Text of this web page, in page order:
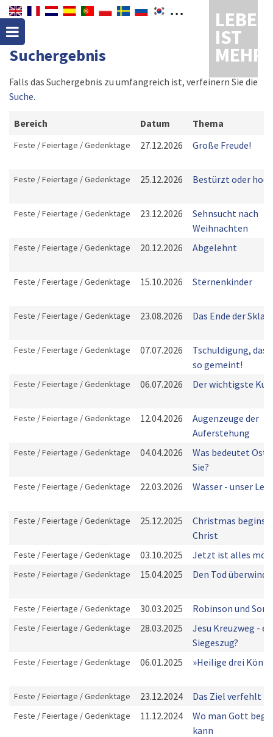
LEBEN
IST
MEHR
Suchergebnis
Falls das Suchergebnis zu umfangreich ist, verfeinern Sie die
Suche.
Bereich Datum Thema
Feste / Feiertage / Gedenktage 27.12.2026 Große Freude!
Feste / Feiertage / Gedenktage 25.12.2026 Bestürzt oder
Feste / Feiertage / Gedenktage 23.12.2026
Sehnsucht nach
Weihnachten
Feste / Feiertage / Gedenktage 20.12.2026 Abgelehnt
Feste / Feiertage / Gedenktage 15.10.2026 Sternenkinder
Feste / Feiertage / Gedenktage 23.08.2026 Das Ende der
Feste / Feiertage / Gedenktage 07.07.2026
Tschuldigung, das
so gemeint!
Feste / Feiertage / Gedenktage 06.07.2026 Der wichtigste
Feste / Feiertage / Gedenktage 12.04.2026
Augenzeuge der
Auferstehung
Feste / Feiertage / Gedenktage 04.04.2026
Was bedeutet
Sie?
Feste / Feiertage / Gedenktage 22.03.2026 Wasser - unser
Feste / Feiertage / Gedenktage 25.12.2025
Christmas begins
Christ
Feste / Feiertage / Gedenktage 03.10.2025 Jetzt ist alles
Feste / Feiertage / Gedenktage 15.04.2025 Den Tod
Feste / Feiertage / Gedenktage 30.03.2025 Robinson und
Feste / Feiertage / Gedenktage 28.03.2025
Jesu Kreuzweg -
Siegeszug?
Feste / Feiertage / Gedenktage 06.01.2025 »Heilige drei
Feste / Feiertage / Gedenktage 23.12.2024 Das Ziel verfehlt
Feste / Feiertage / Gedenktage 11.12.2024
Wo man Gott
kann